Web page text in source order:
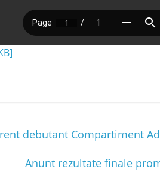
debutant Compartiment
Anunt rezultate finale